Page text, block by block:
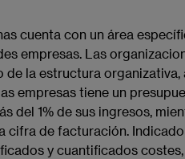
cuenta con un área
empresas. Las
la estructura organizativa​,
empresas tiene un
del 1% de sus ingresos,
cifra de facturación.
y cuantificados